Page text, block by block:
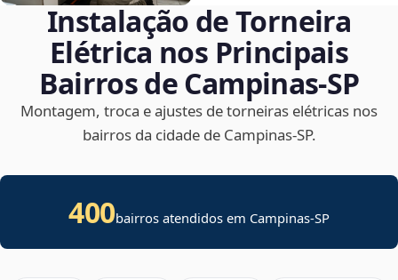
Instalação de Torneira
Elétrica nos Principais
Bairros de Campinas‑SP
Montagem, troca e ajustes de torneiras elétricas nos
bairros da cidade de Campinas‑SP.
400bairros atendidos em Campinas-SP